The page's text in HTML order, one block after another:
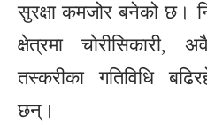
सुरक्षा कमजोर बनेको छ।
क्षेत्रमा
तस्करीका गतिविधि
छन्।